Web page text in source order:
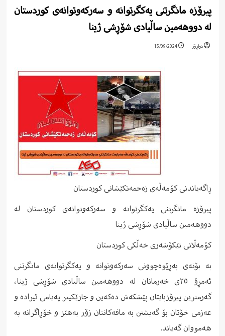
پیرۆزە مانگرتنی یەکگرتوانە و سەرکەوتوانەی کوردستان
له دووهەمین ساڵیادی شۆڕشی ژینا
دواڕۆژ 15/09/2024
ڕاگەیاندنی کۆمەڵەی زەحمەتکێشانی کوردستان
پیرۆزە مانگرتنی یەکگرتوانە و سەرکەوتوانەی کوردستان له
دووهەمین ساڵیادی شۆڕشی ژینا
کۆمەڵانی تێکۆشەری خەڵکی کوردستان
به بۆنەی بەڕێوەچوونی سەرکەوتوانە و یەکگرتوانەی مانگرتنی
ئەمڕۆ ٢٥ی خەرمانان لە دووهەمین ساڵیادی شۆڕشی ژینا،
گەرمترین پیرۆزبایتان پێشکەش دەکەین و جارێکیتر پەیامی ئیرادە و
عەزمی خۆتان بۆ گەیشتن به مافەکانتان زۆر بەهێز و خۆڕاگرانە به
هەمووان گەیاند.